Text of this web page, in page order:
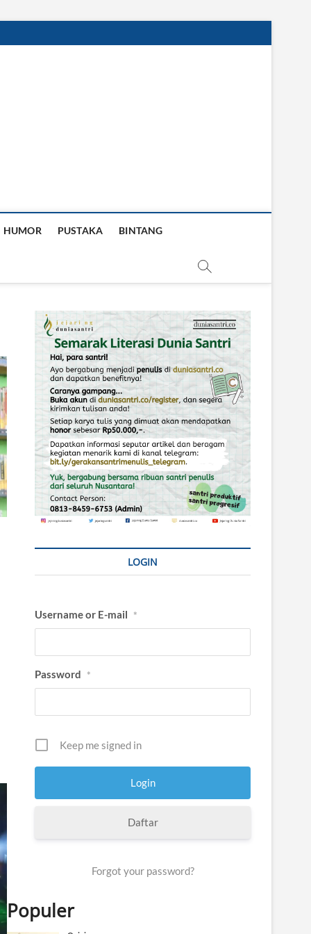
HUMOR PUSTAKA BINTANG
LOGIN
Username or E-mail *
Password *
Keep me signed in
Daftar
Forgot your password?
Populer